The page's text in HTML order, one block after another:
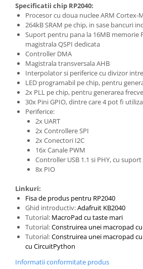
STEM Education
Ugears
Kit Fun
Kit Roboti
Cadouri
Puzzle mecanic Ugears
Organizator de chei Wunderkey
Constructor foto Mozabrick &
Puzzle lemn Cluebox
Jocuri de societate
Mecanice
3D Printer & CNC
Actuator
Altele
Driver
Altele
DC
Specificatii chip RP2040:
Procesor cu doua nuclee ARM Cortex-
264kB SRAM pe chip, in sase bancuri
Suport pentru pana la 16MB memorie
magistrala QSPI dedicata
Controller DMA
Magistrala transversala AHB
Interpolator si periferice cu divizor
LED programabil pe chip, pentru
2x PLL pe chip, pentru generarea
30x Pini GPIO, dintre care 4 pot fi
Periferice:
2x UART
2x Controllere SPI
2x Conectori I2C
16x Canale PWM
Controller USB 1.1 si PHY, cu
8x PIO
Linkuri:
Fisa de produs pentru RP2040
Ghid introductiv:Adafruit KB2040
Tutorial: MacroPad cu taste mari
Tutorial:Construirea unei macropad cu
Tutorial:Construirea unei macropad
cu CircuitPython
Informatii conformitate produs